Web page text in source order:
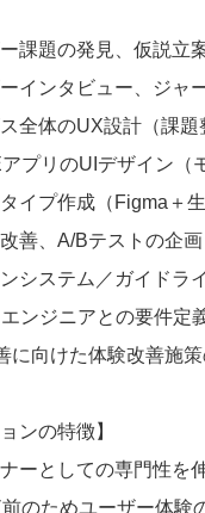
ー課題の発見、仮説立
ーインタビュー、ジャ
ス全体のUX設計（課
アプリのUIデザイン（
タイプ作成（Figma＋
改善、A/Bテストの企
ンシステム／ガイドラ
エンジニアとの要件定
に向けた体験改善施
ンの特徴】
ナーとしての専門性を
前のためユーザー体